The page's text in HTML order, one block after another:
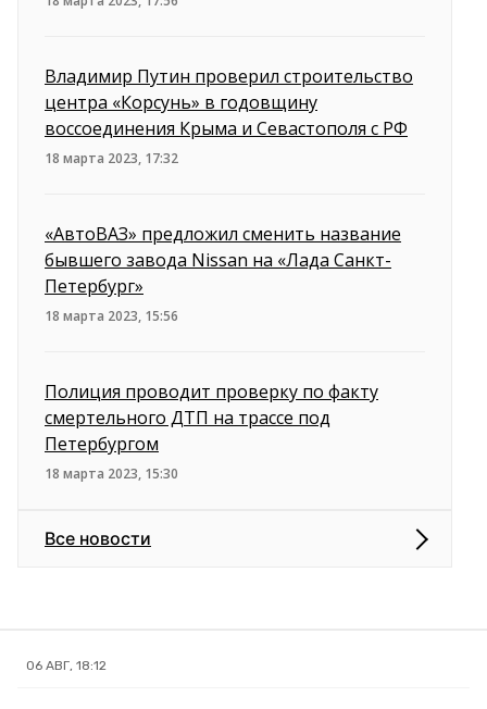
Владимир Путин проверил строительство
центра «Корсунь» в годовщину
воссоединения Крыма и Севастополя с РФ
18 марта 2023, 17:32
«АвтоВАЗ» предложил сменить название
бывшего завода Nissan на «Лада Санкт-
Петербург»
18 марта 2023, 15:56
Полиция проводит проверку по факту
смертельного ДТП на трассе под
Петербургом
18 марта 2023, 15:30
Все новости
06 АВГ, 18:12